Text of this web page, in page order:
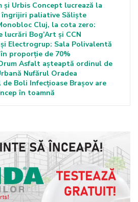
și Urbis Concept lucrează la
paliative Săliște
Cluj, la cota zero:
Bog’Art și CCN
și Electrogrup: Sala Polivalentă
proporție de 70%
Asfalt așteaptă ordinul de
Nufărul Oradea
Boli Infecțioase Brașov are
în toamnă